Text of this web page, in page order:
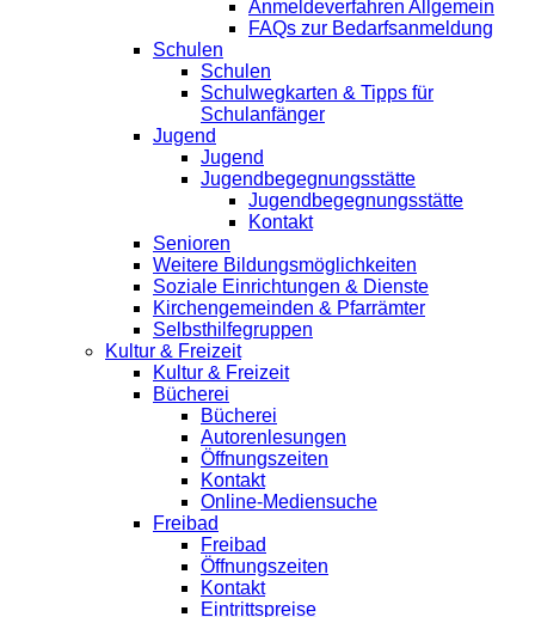
Anmeldeverfahren Allgemein
FAQs zur Bedarfsanmeldung
Schulen
Schulen
Schulwegkarten & Tipps für
Schulanfänger
Jugend
Jugend
Jugendbegegnungsstätte
Jugendbegegnungsstätte
Kontakt
Senioren
Weitere Bildungsmöglichkeiten
Soziale Einrichtungen & Dienste
Kirchengemeinden & Pfarrämter
Selbsthilfegruppen
Kultur & Freizeit
Kultur & Freizeit
Bücherei
Bücherei
Autorenlesungen
Öffnungszeiten
Kontakt
Online-Mediensuche
Freibad
Freibad
Öffnungszeiten
Kontakt
Eintrittspreise